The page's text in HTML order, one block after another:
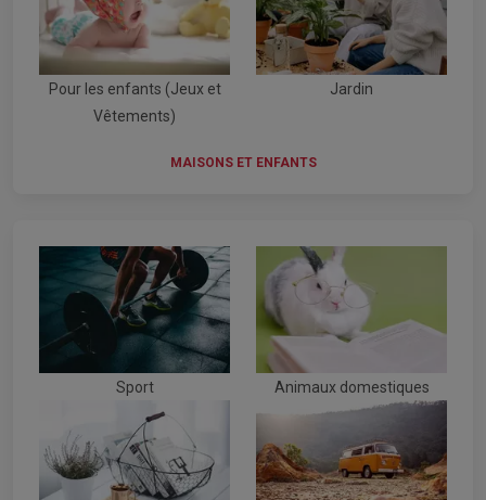
Pour les enfants (Jeux et
Vêtements)
Jardin
MAISONS ET ENFANTS
Sport Animaux domestiques